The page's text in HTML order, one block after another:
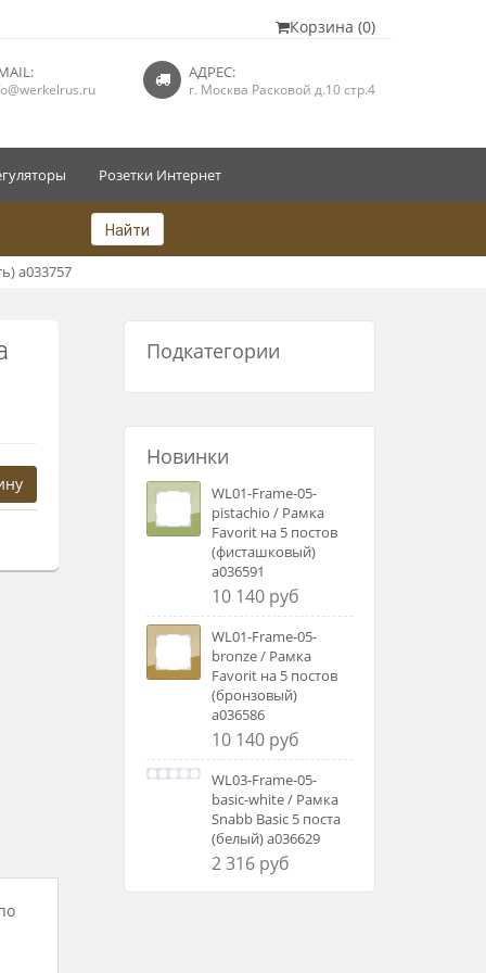
Корзина (0)
АДРЕС:
г. Москва Расковой д.10 стр.4
Розетки Интернет
Найти
a033757
Подкатегории
Новинки
WL01-Frame-05-
pistachio / Рамка
Favorit на 5 постов
(фисташковый)
a036591
10 140 руб
WL01-Frame-05-
bronze / Рамка
Favorit на 5 постов
(бронзовый)
a036586
10 140 руб
WL03-Frame-05-
basic-white / Рамка
Snabb Basic 5 поста
(белый) a036629
2 316 руб